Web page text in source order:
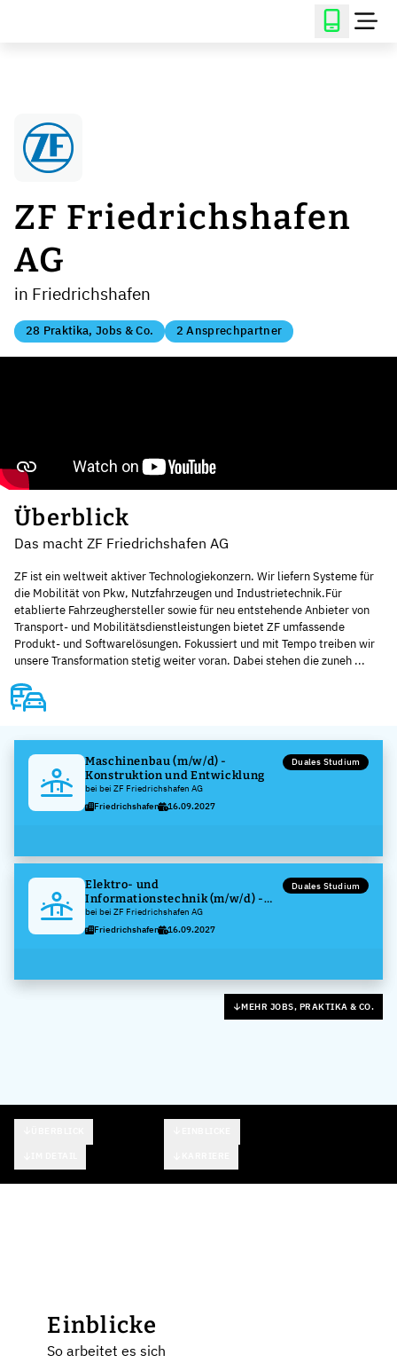
ZF Friedrichshafen
AG
in Friedrichshafen
28 Praktika, Jobs & Co. 2 Ansprechpartner
Überblick
Das macht ZF Friedrichshafen AG
ZF ist ein weltweit aktiver Technologiekonzern. Wir liefern Systeme für
die Mobilität von Pkw, Nutzfahrzeugen und Industrietechnik.Für
etablierte Fahrzeughersteller sowie für neu entstehende Anbieter von
Transport- und Mobilitätsdienstleistungen bietet ZF umfassende
Produkt- und Softwarelösungen. Fokussiert und mit Tempo treiben wir
unsere Transformation stetig weiter voran. Dabei stehen die zuneh ...
Maschinenbau (m/w/d) -
Konstruktion und Entwicklung
bei bei ZF Friedrichshafen AG
Duales Studium
Friedrichshafen 16.09.2027
Elektro- und
Informationstechnik (m/w/d) -
Fahrzeugelektronik
bei bei ZF Friedrichshafen AG
Duales Studium
Friedrichshafen 16.09.2027
MEHR JOBS, PRAKTIKA & CO.
Einblicke
So arbeitet es sich